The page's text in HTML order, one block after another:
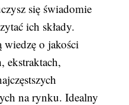
się świadomie
ich składy.
wiedzę o jakości
ekstraktach,
na rynku. Idealny